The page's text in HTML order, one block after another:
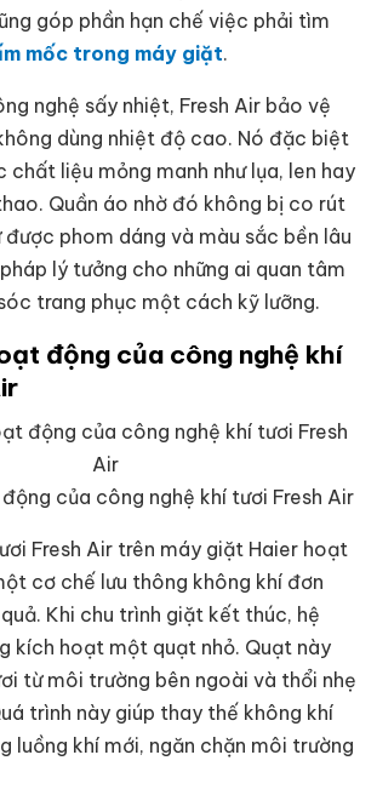
góp phần hạn chế việc phải tìm
mốc trong máy giặt.
nghệ sấy nhiệt, Fresh Air bảo vệ
dùng nhiệt độ cao. Nó đặc biệt
liệu mỏng manh như lụa, len hay
Quần áo nhờ đó không bị co rút
được phom dáng và màu sắc bền lâu
lý tưởng cho những ai quan tâm
trang phục một cách kỹ lưỡng.
động của công nghệ khí
của công nghệ khí tươi Fresh Air
Fresh Air trên máy giặt Haier hoạt
cơ chế lưu thông không khí đơn
Khi chu trình giặt kết thúc, hệ
kích hoạt một quạt nhỏ. Quạt này
từ môi trường bên ngoài và thổi nhẹ
trình này giúp thay thế không khí
luồng khí mới, ngăn chặn môi trường